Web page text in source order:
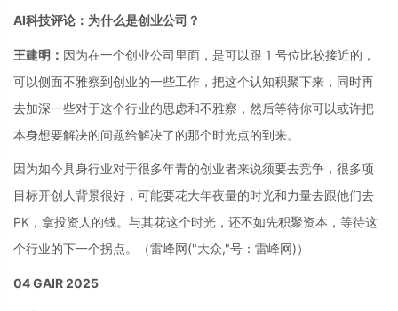
AI科技评论：为什么是创业公司？
王建明： 因为在一个创业公司里面，是可以跟 1 号位比较接近的，
可以侧面不雅察到创业的一些工作，把这个认知积聚下来，同时再
去加深一些对于这个行业的思虑和不雅察，然后等待你可以或许把
本身想要解决的问题给解决了的那个时光点的到来。
因为如今具身行业对于很多年青的创业者来说须要去竞争，很多项
目标开创人背景很好，可能要花大年夜量的时光和力量去跟他们去
PK，拿投资人的钱。与其花这个时光，还不如先积聚资本，等待这
个行业的下一个拐点。（雷峰网("大众,"号：雷峰网)）
04 GAIR 2025